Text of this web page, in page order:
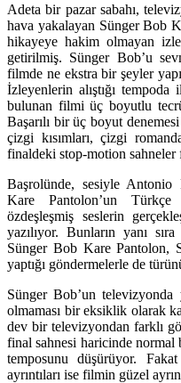
Adeta bir pazar sabahı,
hava yakalayan Sünger Bob
hikayeye hakim olmayan
getirilmiş. Sünger Bob’u
filmde ne ekstra bir şeyler
İzleyenlerin alıştığı
bulunan filmi üç boyutlu
Başarılı bir üç boyut
çizgi kısımları, çizgi
finaldeki stop-motion
Başrolünde, sesiyle Antonio
Kare Pantolon’un Türkçe
özdeşleşmiş seslerin
yazılıyor. Bunların yanı
Sünger Bob Kare Pantolon,
yaptığı göndermelerle de
Sünger Bob’un televizyonda
olmaması bir eksiklik olarak
dev bir televizyondan farklı
final sahnesi haricinde normal
temposunu düşürüyor.
ayrıntıları ise filmin güzel